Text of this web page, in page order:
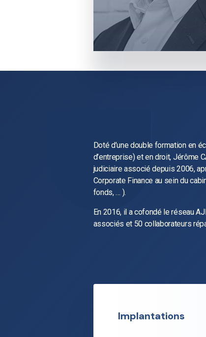
Doté d’une double formation en
d’entreprise) et en droit, Jérôme
judiciaire associé depuis 2006,
Corporate Finance au sein du
fonds, … ).
En 2016, il a cofondé le réseau
associés et 50 collaborateurs
Implantations